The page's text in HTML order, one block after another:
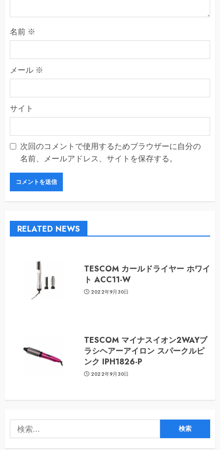
名前 ※
メール ※
サイト
次回のコメントで使用するためブラウザーに自分の
名前、メールアドレス、サイトを保存する。
RELATED NEWS
TESCOM カールドライヤー ホワイ
ト ACC11-W
2022年9月30日
TESCOM マイナスイオン2WAYブ
ラシヘアーアイロン スパークルピ
ンク IPH1826-P
2022年9月30日
索: